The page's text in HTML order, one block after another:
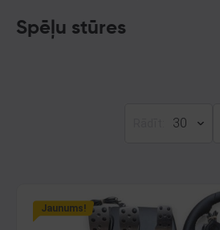
Spēļu stūres
30
Jaunums!